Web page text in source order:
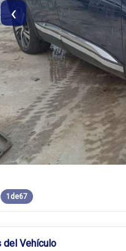
‹
1 de67
del Vehículo